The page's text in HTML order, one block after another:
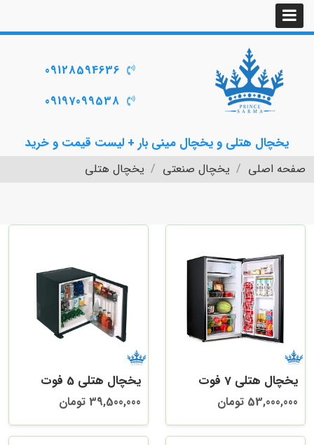
یخچال هتلی و یخچال مینی بار + لیست قیمت و خرید
09128594636
09197099538
صفحه اصلی یخچال صنعتی یخچال هتلی
یخچال هتلی 7 فوت
53,000,000 تومان
یخچال هتلی 5 فوت
39,500,000 تومان